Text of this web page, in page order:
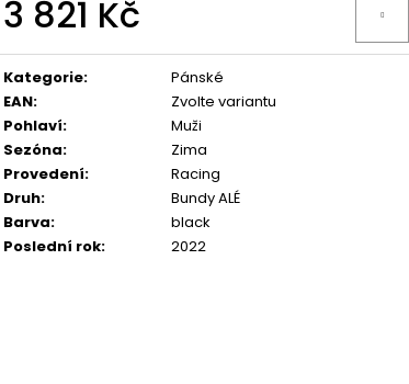
3 821 Kč
cena:
Kategorie:
Pánské
EAN:
Zvolte variantu
Pohlaví:
Muži
Sezóna:
Zima
Provedení:
Racing
Druh:
Bundy ALÉ
Barva:
black
Poslední rok: 2022
PŘILBA KASK MOJITO3 ATLANTIC BLUE
3 790 Kč